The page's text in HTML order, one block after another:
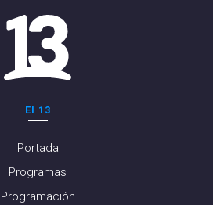
El 13
Portada
Programas
Programación